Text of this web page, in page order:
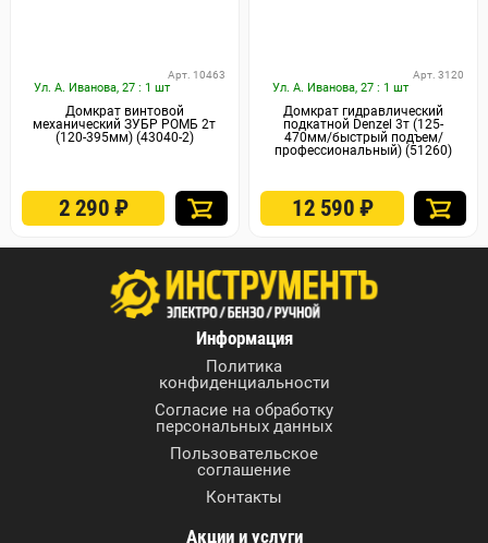
Ул. А. Иванова, 27 : 1 шт
Арт. 10463
Домкрат винтовой
механический ЗУБР РОМБ 2т
(120-395мм) (43040-2)
2 290 ₽
Ул. А. Иванова, 27 : 1 шт
Арт. 3120
Домкрат гидравлический
подкатной Denzel 3т (125-
470мм/быстрый подъем/
профессиональный) (51260)
12 590 ₽
Информация
Политика
конфиденциальности
Согласие на обработку
персональных данных
Пользовательское
соглашение
Контакты
Акции и услуги